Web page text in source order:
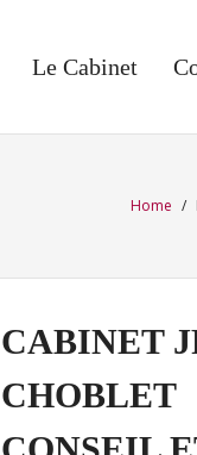
Le Cabinet
Home /
CABINET
CHOBLET